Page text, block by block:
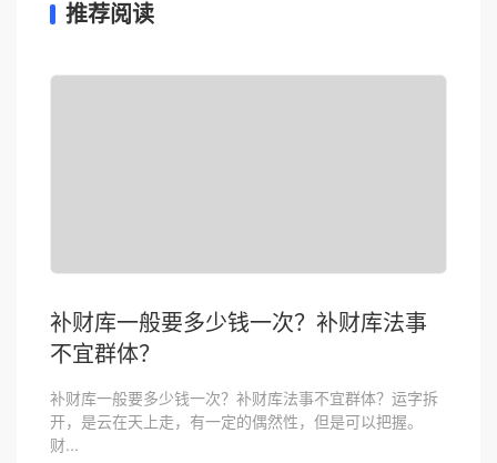
推荐阅读
补财库一般要多少钱一次？补财库法事
不宜群体？
补财库一般要多少钱一次？补财库法事不宜群体？运字拆
开，是云在天上走，有一定的偶然性，但是可以把握。
财...